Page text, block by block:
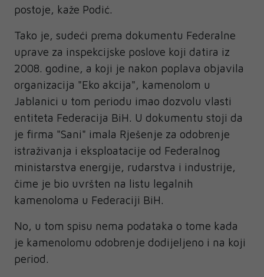
postoje, kaže Podić.
Tako je, sudeći prema dokumentu Federalne
uprave za inspekcijske poslove koji datira iz
2008. godine, a koji je nakon poplava objavila
organizacija "Eko akcija", kamenolom u
Jablanici u tom periodu imao dozvolu vlasti
entiteta Federacija BiH. U dokumentu stoji da
je firma "Sani" imala Rješenje za odobrenje
istraživanja i eksploatacije od Federalnog
ministarstva energije, rudarstva i industrije,
čime je bio uvršten na listu legalnih
kamenoloma u Federaciji BiH.
No, u tom spisu nema podataka o tome kada
je kamenolomu odobrenje dodijeljeno i na koji
period.